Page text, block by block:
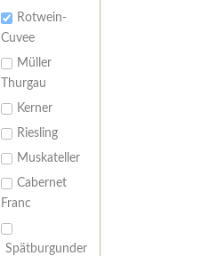
Rotwein-
Cuvee
Müller
Thurgau
Kerner
Riesling
Muskateller
Cabernet
Franc
Spätburgunder